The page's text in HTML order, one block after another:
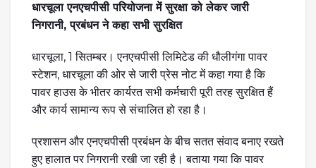
धारचूला एनएचपीसी परियोजना में सुरक्षा को लेकर जारी
निगरानी, प्रबंधन ने कहा सभी सुरक्षित
धारचूला, 1 सितम्बर। एनएचपीसी लिमिटेड की धौलीगंगा पावर
स्टेशन, धारचूला की ओर से जारी प्रेस नोट में कहा गया है कि
पावर हाउस के भीतर कार्यरत सभी कर्मचारी पूरी तरह सुरक्षित हैं
और कार्य सामान्य रूप से संचालित हो रहा है।
प्रशासन और एनएचपीसी प्रबंधन के बीच सतत संवाद बनाए रखते
हुए हालात पर निगरानी रखी जा रही है। बताया गया कि पावर